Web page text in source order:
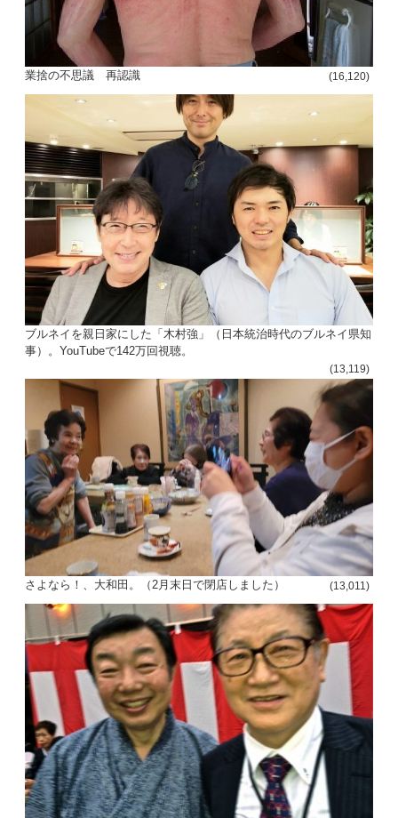
業捨の不思議 再認識 (16,120)
ブルネイを親日家にした「木村強」（日本統治時代のブルネイ県知
事）。YouTubeで142万回視聴。
(13,119)
さよなら！、大和田。（2月末日で閉店しました） (13,011)